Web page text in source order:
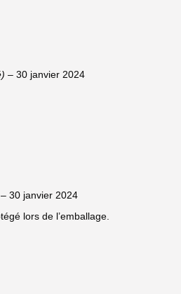
– 30 janvier 2024
– 30 janvier 2024
lors de l’emballage.